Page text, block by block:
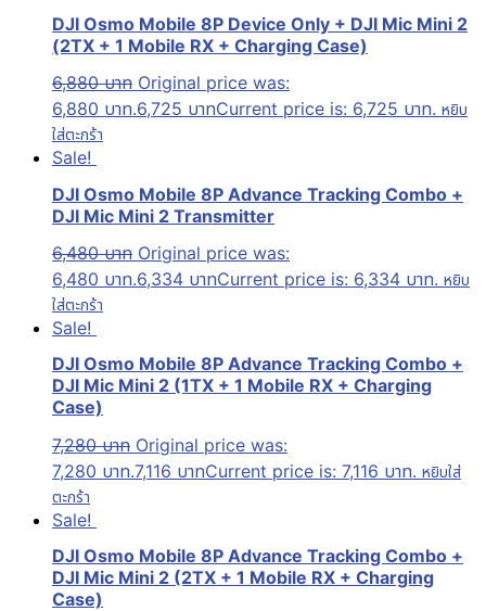
DJI Osmo Mobile 8P Device Only + DJI Mic Mini 2
(2TX + 1 Mobile RX + Charging Case)
6,880บาท Original price was:
6,880 บาท.6,725 บาทCurrent price is: 6,725 บาท. หยิบ
ใส่ตะกร้า
Sale!
DJI Osmo Mobile 8P Advance Tracking Combo +
DJI Mic Mini 2 Transmitter
6,480บาท Original price was:
6,480 บาท.6,334 บาทCurrent price is: 6,334 บาท. หยิบ
ใส่ตะกร้า
Sale!
DJI Osmo Mobile 8P Advance Tracking Combo +
DJI Mic Mini 2 (1TX + 1 Mobile RX + Charging
Case)
7,280บาท Original price was:
7,280 บาท.7,116 บาทCurrent price is: 7,116 บาท. หยิบใส่
ตะกร้า
Sale!
DJI Osmo Mobile 8P Advance Tracking Combo +
DJI Mic Mini 2 (2TX + 1 Mobile RX + Charging
Case)